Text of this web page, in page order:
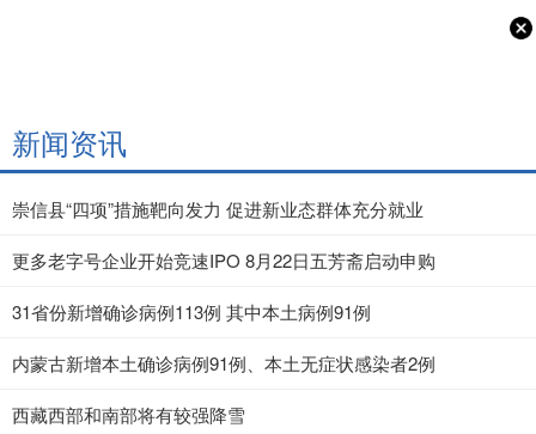
新闻资讯
崇信县“四项”措施靶向发力 促进新业态群体充分就业
更多老字号企业开始竞速IPO 8月22日五芳斋启动申购
31省份新增确诊病例113例 其中本土病例91例
内蒙古新增本土确诊病例91例、本土无症状感染者2例
西藏西部和南部将有较强降雪